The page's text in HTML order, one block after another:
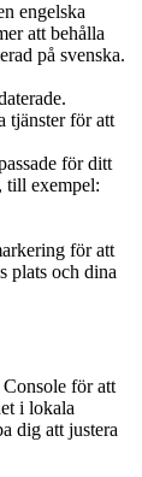
engelska
att behålla
på svenska.
tjänster för att
för ditt
till exempel:
för att
plats och dina
för att
i lokala
dig att justera